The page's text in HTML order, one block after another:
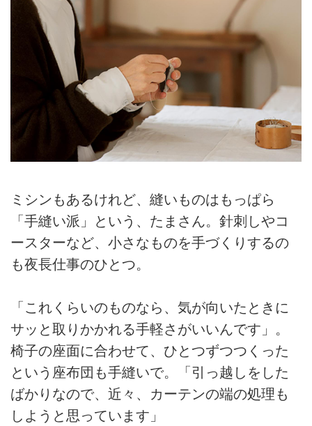
ミシンもあるけれど、縫いものはもっぱら
「手縫い派」という、たまさん。針刺しやコ
ースターなど、小さなものを手づくりするの
も夜長仕事のひとつ。
「これくらいのものなら、気が向いたときに
サッと取りかかれる手軽さがいいんです」。
椅子の座面に合わせて、ひとつずつつくった
という座布団も手縫いで。「引っ越しをした
ばかりなので、近々、カーテンの端の処理も
しようと思っています」